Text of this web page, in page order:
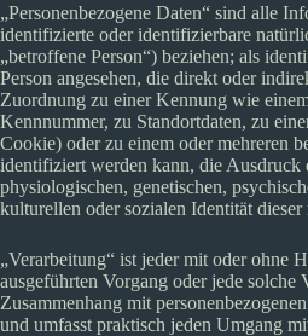
„Personenbezogene Daten“ sind alle
identifizierte oder identifizierbare
„betroffene Person“) beziehen; als
Person angesehen, die direkt oder
Zuordnung zu einer Kennung wie
Kennnummer, zu Standortdaten, zu
Cookie) oder zu einem oder mehreren
identifiziert werden kann, die Ausdruck
physiologischen, genetischen,
kulturellen oder sozialen Identität dieser
„Verarbeitung“ ist jeder mit oder ohne
ausgeführten Vorgang oder jede solche
Zusammenhang mit
und umfasst praktisch jeden Umgang